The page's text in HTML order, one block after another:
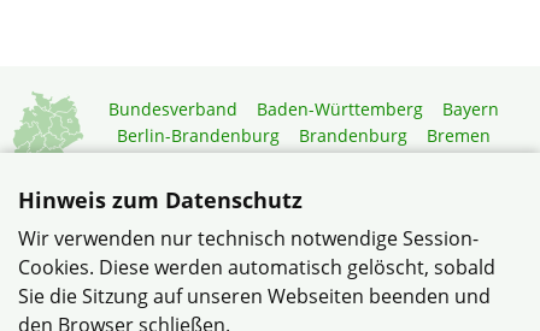
Bundesverband Baden-Württemberg
Bayern
Berlin-Brandenburg
Brandenburg
Bremen
Niedersachsen
Rheinland-Pfalz
Saarland
Sachsen-Anhalt
Schleswig-Holstein
Thüringen
Mitgliedermagazin
Gartenberatung
Hinweis zum Datenschutz
Wir verwenden nur technisch notwendige Session-
Cookies. Diese werden automatisch gelöscht, sobald
Sie die Sitzung auf unseren Webseiten beenden und
den Browser schließen.